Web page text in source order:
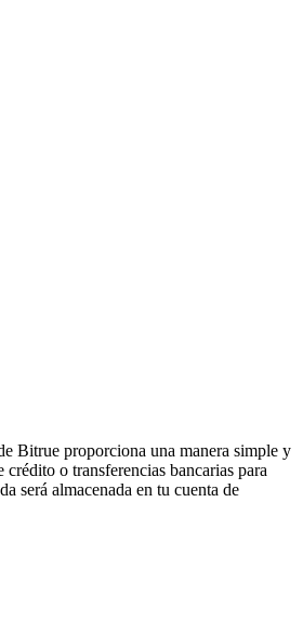
Bitrue proporciona una manera simple y
o transferencias bancarias para
será almacenada en tu cuenta de